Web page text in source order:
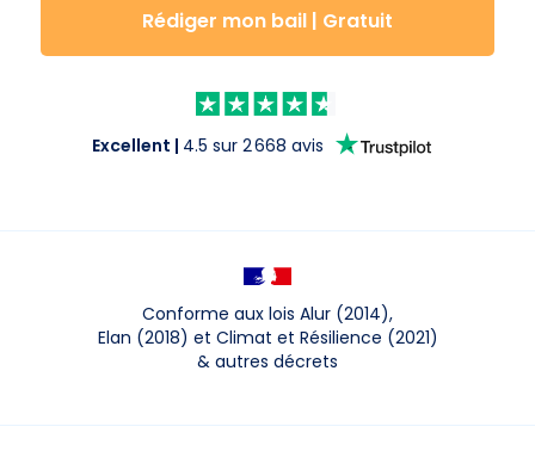
Rédiger mon bail | Gratuit
Excellent | 4.5 sur 2 668 avis
Conforme aux lois Alur (2014),
Elan (2018) et Climat et Résilience (2021)
& autres décrets